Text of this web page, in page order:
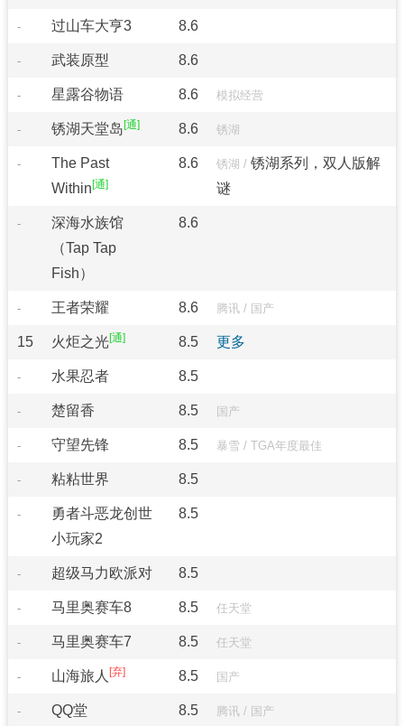
- 过山车大亨3 8.6
- 武装原型 8.6
- 星露谷物语 8.6 模拟经营
- 锈湖天堂岛 8.6 锈湖
-
The Past
Within
8.6 锈湖 / 锈湖系列，双人版解
谜
-
深海水族馆
（Tap Tap
Fish）
8.6
- 王者荣耀 8.6 腾讯/ 国产
15 火炬之光 8.5 更多
- 水果忍者 8.5
- 楚留香 8.5 国产
- 守望先锋 8.5 暴雪 / TGA年度最佳
- 粘粘世界 8.5
-
勇者斗恶龙创世
小玩家2
8.5
- 超级马力欧派对 8.5
- 马里奥赛车8 8.5 任天堂
- 马里奥赛车7 8.5 任天堂
- 山海旅人 8.5 国产
- QQ堂 8.5 腾讯/ 国产